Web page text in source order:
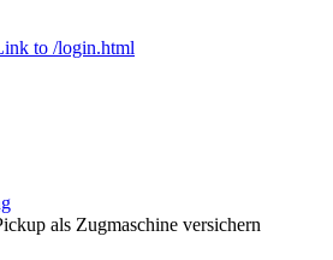
to /login.html
als Zugmaschine versichern